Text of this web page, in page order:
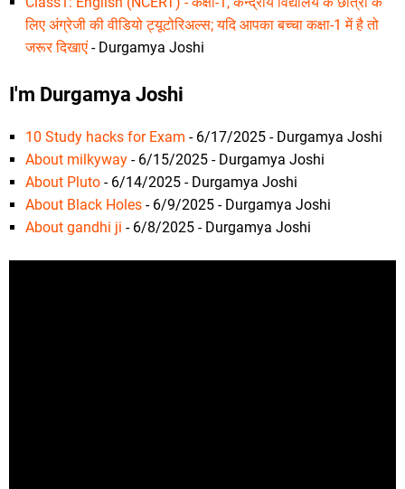
लिए अंग्रेजी की वीडियो ट्यूटोरिअल्स; यदि आपका बच्चा कक्षा-1 में है तो
जरूर दिखाएं- Durgamya Joshi
I'm Durgamya Joshi
10 Study hacks for Exam - 6/17/2025 - Durgamya Joshi
About milkyway - 6/15/2025 - Durgamya Joshi
About Pluto - 6/14/2025 - Durgamya Joshi
About Black Holes - 6/9/2025 - Durgamya Joshi
About gandhi ji - 6/8/2025 - Durgamya Joshi